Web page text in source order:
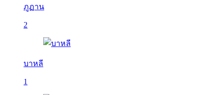
ภูฏาน
2
บาหลี
1